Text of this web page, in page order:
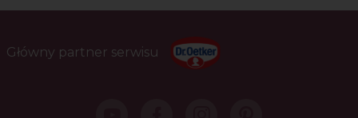
Główny partner serwisu